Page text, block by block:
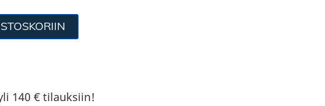
140 € tilauksiin!